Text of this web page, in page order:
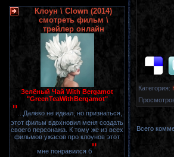
Клоун \ Clown (2014)
смотреть фильм \
трейлер онлайн
Зелёный Чай With Bergamot
"GreenTeaWithBergamot"
" ...Далеко не идеал, но признаться,
этот фильм вдохновил меня создать
своего персонажа. К тому же из всех
фильмов ужасов про клоунов этот
мне понравился б"
Категория:
Всего